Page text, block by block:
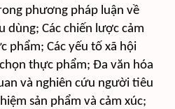
phương pháp luận về
dùng; Các chiến lược cảm
phẩm; Các yếu tố xã hội
thực phẩm; Đa văn hóa
và nghiên cứu người tiêu
sản phẩm và cảm xúc;